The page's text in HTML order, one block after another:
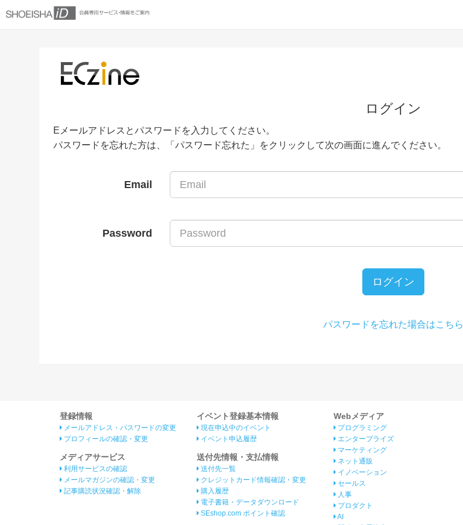
ログイン
Eメールアドレスとパスワードを入力してください。
パスワードを忘れた方は、「パスワード忘れた」をクリックして次の画面に進んでください。
Email
Password
ログイン
パスワードを忘れた場合はこちら
登録情報
メールアドレス・パスワードの変更
プロフィールの確認・変更
メディアサービス
利用サービスの確認
メールマガジンの確認・変更
記事購読状況確認・解除
イベント登録基本情報
現在申込中のイベント
イベント申込履歴
送付先情報・支払情報
送付先一覧
クレジットカード情報確認・変更
購入履歴
電子書籍・データダウンロード
SEshop.com ポイント確認
Webメディア
プログラミング
エンタープライズ
マーケティング
ネット通販
イノベーション
セールス
人事
プロダクト
AI